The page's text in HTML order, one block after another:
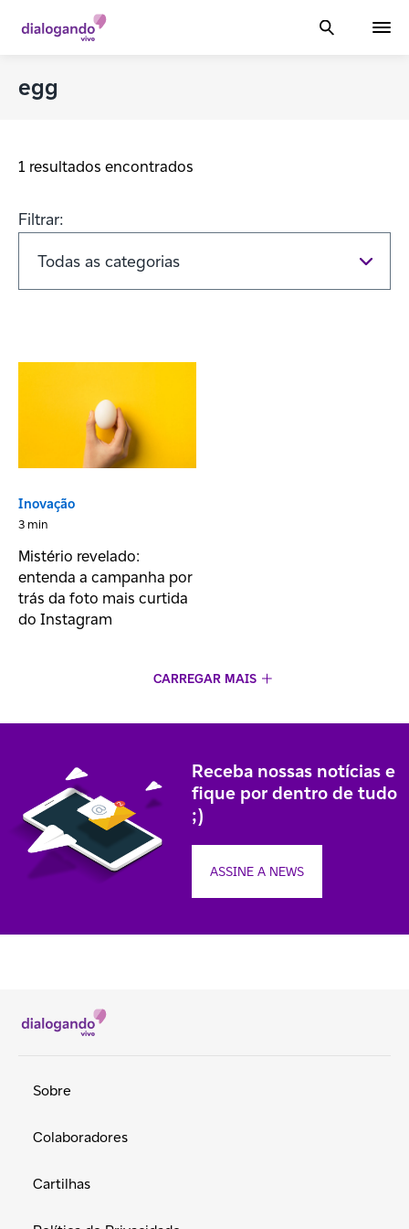
egg
1 resultados encontrados
Filtrar:
Inovação
3 min
Mistério revelado:
entenda a campanha por
trás da foto mais curtida
do Instagram
CARREGAR MAIS
Receba nossas notícias e
fique por dentro de tudo
;)
ASSINE A NEWS
Sobre
Colaboradores
Cartilhas